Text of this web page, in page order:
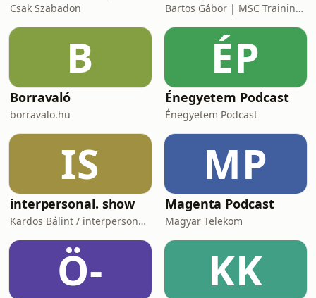
Csak Szabadon Bartos Gábor | MSC Training Group
B
Borravaló
borravalo.hu
ÉP
Énegyetem Podcast
Énegyetem Podcast
IS
interpersonal. show
Kardos Bálint / interpersonal.host
MP
Magenta Podcast
Magyar Telekom
Ö- KK